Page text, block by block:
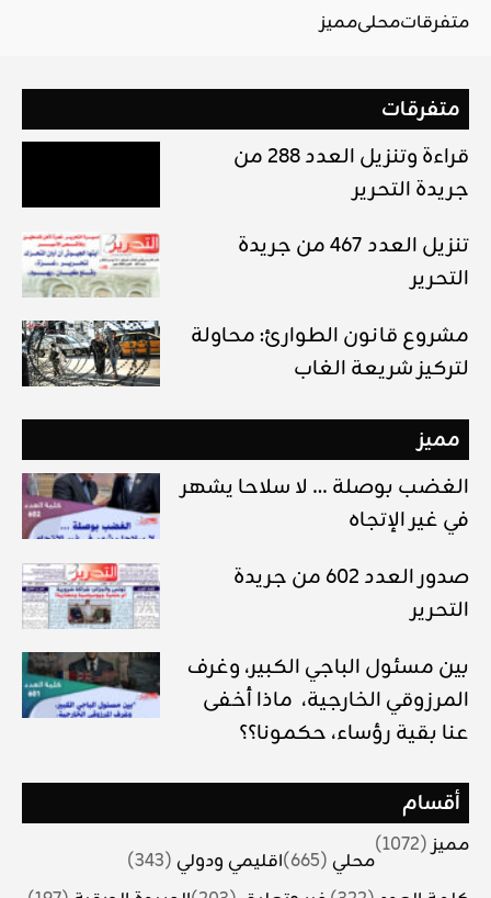
متفرقاتمحليمميز
متفرقات
قراءة وتنزيل العدد 288 من
جريدة التحرير
تنزيل العدد 467 من جريدة
التحرير
مشروع قانون الطوارئ: محاولة
لتركيز شريعة الغاب
مميز
الغضب بوصلة … لا سلاحا يشهر
في غير الإتجاه
صدور العدد 602 من جريدة
التحرير
بين مسئول الباجي الكبير، وغرف
المرزوقي الخارجية، ماذا أخفى
عنا بقية رؤساء، حكمونا؟؟
أقسام
مميز(1072)
محلي (665) اقليمي ودولي (343)